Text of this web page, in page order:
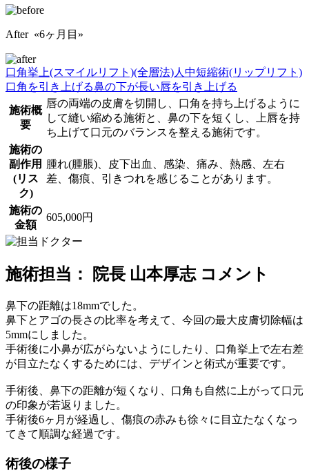
After «6ヶ月目»
口角挙上(スマイルリフト)(全層法)人中短縮術(リップリフト)
口角を引き上げる鼻の下が長い唇を引き上げる
施術概
要
唇の両端の皮膚を切開し、口角を持ち上げるように
して縫い縮める施術と、鼻の下を短くし、上唇を持
ち上げて口元のバランスを整える施術です。
施術の
副作用
(リス
ク)
腫れ(腫脹)、皮下出血、感染、痛み、熱感、左右
差、傷痕、引きつれを感じることがあります。
施術の
金額
605,000円
施術担当： 院長 山本厚志 コメント
鼻下の距離は18mmでした。
鼻下とアゴの長さの比率を考えて、今回の最大皮膚切除幅は
5mmにしました。
手術後に小鼻が広がらないようにしたり、口角挙上で左右差
が目立たなくするためには、デザインと術式が重要です。
手術後、鼻下の距離が短くなり、口角も自然に上がって口元
の印象が若返りました。
手術後6ヶ月が経過し、傷痕の赤みも徐々に目立たなくなっ
てきて順調な経過です。
術後の様子